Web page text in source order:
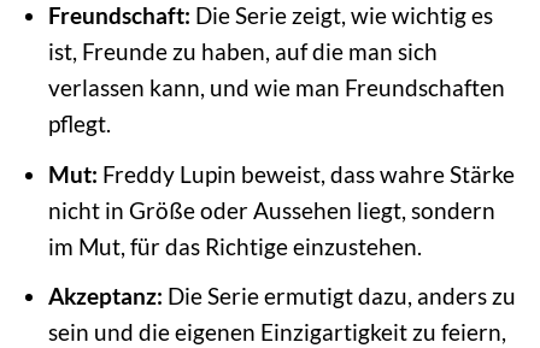
Freundschaft: Die Serie zeigt, wie wichtig es
ist, Freunde zu haben, auf die man sich
verlassen kann, und wie man Freundschaften
pflegt.
Mut: Freddy Lupin beweist, dass wahre Stärke
nicht in Größe oder Aussehen liegt, sondern
im Mut, für das Richtige einzustehen.
Akzeptanz: Die Serie ermutigt dazu, anders zu
sein und die eigenen Einzigartigkeit zu feiern,